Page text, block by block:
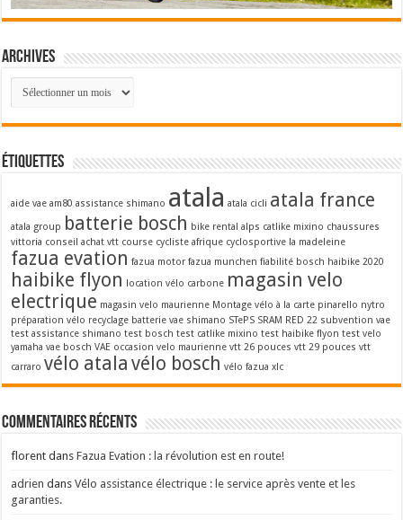
Archives
Archives
Étiquettes
aide vae am80 assistance shimano atala atala cicli atala france
atala group batterie bosch bike rental alps catlike mixino chaussures
vittoria conseil achat vtt course cycliste afrique cyclosportive la madeleine
fazua evation fazua motor fazua munchen fiabilité bosch haibike 2020
haibike flyon location vélo carbone magasin velo
electrique magasin velo maurienne Montage vélo à la carte pinarello nytro
préparation vélo recyclage batterie vae shimano STePS SRAM RED 22 subvention vae
test assistance shimano test bosch test catlike mixino test haibike flyon test velo
yamaha vae bosch VAE occasion velo maurienne vtt 26 pouces vtt 29 pouces vtt
carraro vélo atala vélo bosch vélo fazua xlc
Commentaires récents
florent dansFazua Evation : la révolution est en route!
adrien dansVélo assistance électrique : le service après vente et les
garanties.